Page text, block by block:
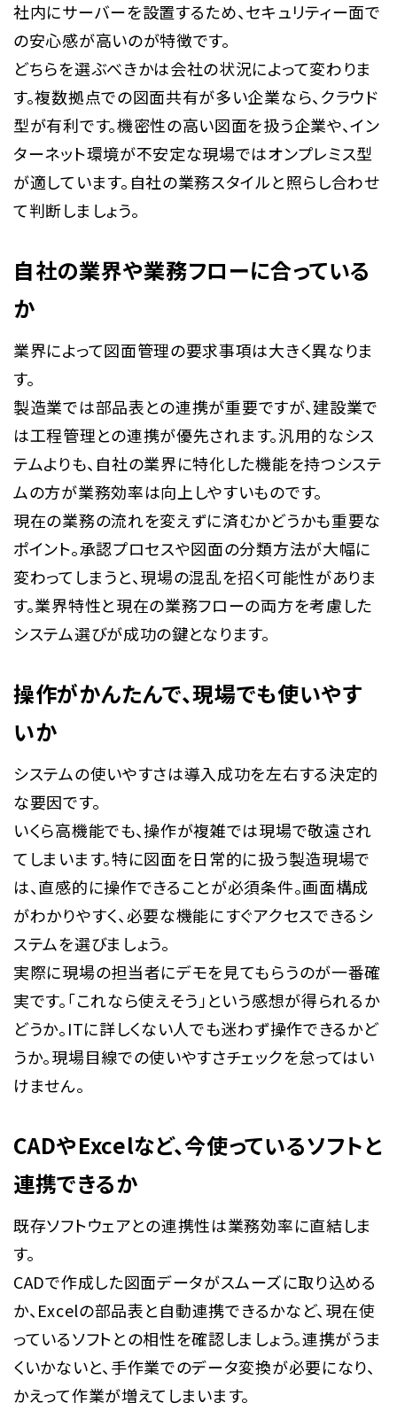
社内にサーバーを設置するため、セキュリティー面で
の安心感が高いのが特徴です。
どちらを選ぶべきかは会社の状況によって変わりま
す。複数拠点での図面共有が多い企業なら、クラウド
型が有利です。機密性の高い図面を扱う企業や、イン
ターネット環境が不安定な現場ではオンプレミス型
が適しています。自社の業務スタイルと照らし合わせ
て判断しましょう。
自社の業界や業務フローに合っている
か
業界によって図面管理の要求事項は大きく異なりま
す。
製造業では部品表との連携が重要ですが、建設業で
は工程管理との連携が優先されます。汎用的なシス
テムよりも、自社の業界に特化した機能を持つシステ
ムの方が業務効率は向上しやすいものです。
現在の業務の流れを変えずに済むかどうかも重要な
ポイント。承認プロセスや図面の分類方法が大幅に
変わってしまうと、現場の混乱を招く可能性がありま
す。業界特性と現在の業務フローの両方を考慮した
システム選びが成功の鍵となります。
操作がかんたんで、現場でも使いやす
いか
システムの使いやすさは導入成功を左右する決定的
な要因です。
いくら高機能でも、操作が複雑では現場で敬遠され
てしまいます。特に図面を日常的に扱う製造現場で
は、直感的に操作できることが必須条件。画面構成
がわかりやすく、必要な機能にすぐアクセスできるシ
ステムを選びましょう。
実際に現場の担当者にデモを見てもらうのが一番確
実です。「これなら使えそう」という感想が得られるか
どうか。ITに詳しくない人でも迷わず操作できるかど
うか。現場目線での使いやすさチェックを怠ってはい
けません。
CADやExcelなど、今使っているソフトと
連携できるか
既存ソフトウェアとの連携性は業務効率に直結しま
す。
CADで作成した図面データがスムーズに取り込める
か、Excelの部品表と自動連携できるかなど、現在使
っているソフトとの相性を確認しましょう。連携がうま
くいかないと、手作業でのデータ変換が必要になり、
かえって作業が増えてしまいます。